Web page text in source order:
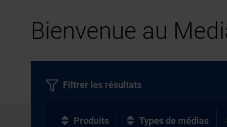
Bienvenue au
Filtrer les résultats
Produits Types de médias